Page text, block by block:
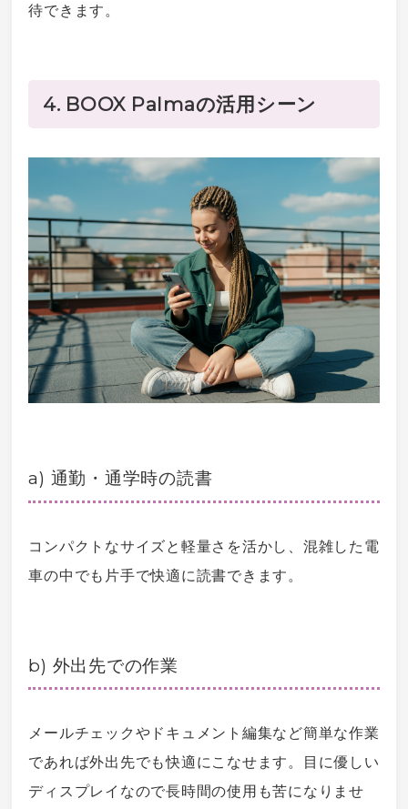
待できます。
4. BOOX Palmaの活用シーン
a) 通勤・通学時の読書
コンパクトなサイズと軽量さを活かし、混雑した電
車の中でも片手で快適に読書できます。
b) 外出先での作業
メールチェックやドキュメント編集など簡単な作業
であれば外出先でも快適にこなせます。目に優しい
ディスプレイなので長時間の使用も苦になりませ